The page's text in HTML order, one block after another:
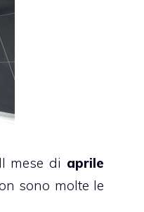
mese di aprile
sono molte le